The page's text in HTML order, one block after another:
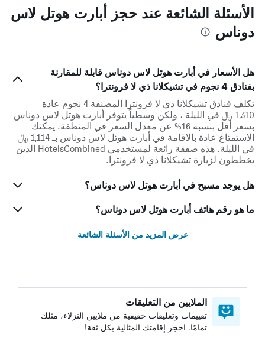
الأسئلة الشائعة عند حجز أبارت هوتل لاس
دوناس
هل الأسعار في أبارت هوتل لاس دوناس قابلة للمقارنة
بفنادق 4 نجوم في تشيكلانا ذي لا فرونترا؟
تكلف فنادق تشيكلانا ذي لا فرونترا المصنفة 4 نجوم عادة
1,310 ﷼ في الليلة ، ولكن وسطياً يتوفر أبارت هوتل لاس دوناس
بسعر أقل بنسبة 16% عن معدل السعر في المنطقة. يمكنك
الاستمتاع عادة بالاقامة في أبارت هوتل لاس دوناس بـ 1,114 ﷼
في الليلة. هذه صفقة رائعة لمستخدمي HotelsCombined الذين
يخططون لزيارة تشيكلانا ذي لا فرونترا.
هل يوجد مسبح في أبارت هوتل لاس دوناس؟
ما هو رقم هاتف أبارت هوتل لاس دوناس؟
عرض المزيد من الأسئلة الشائعة
الملايين من التعليقات
تقييمات وتعليقات حقيقية من ملايين النزلاء، مثلك
تمامًا. احجز إقامتك المثالية بكل ثقة!